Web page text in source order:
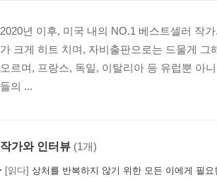
2020년 이후, 미국 내의 NO.1 베스트셀러 작
가 크게 히트 치며, 자비출판으로는 드물게 그
오르며, 프랑스, 독일, 이탈리아 등 유럽뿐 아
들의 ...
작가와 인터뷰 (1개)
[읽다] 상처를 반복하지 않기 위한 모든 이에게 필요